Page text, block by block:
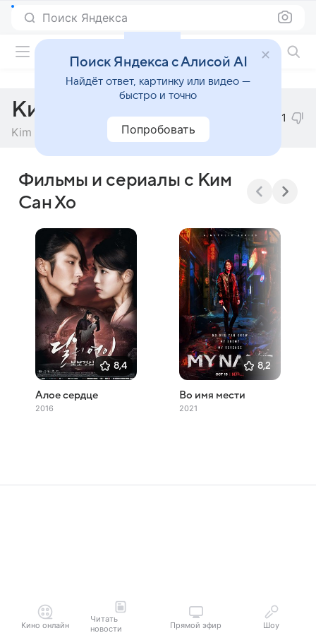
Поиск Яндекса
Ким Сан Хо
Kim Sang Ho
1
Фильмы и сериалы с Ким
Сан Хо
8,4
Алое сердце
2016
8,2
Во имя мести
2021
Кино онлайн
Читать
новости
Прямой эфир Шоу
Поиск Яндекса с Алисой AI
Найдёт ответ, картинку или видео —
быстро и точно
Попробовать